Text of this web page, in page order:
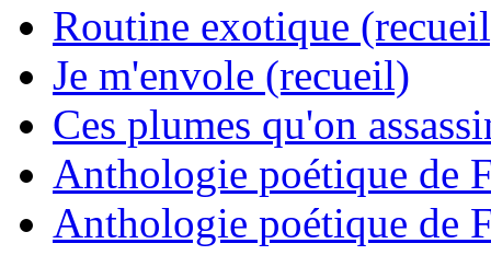
Routine exotique
Je m'envole (recueil)
Ces plumes qu'on
Anthologie poétique de
Anthologie poétique de